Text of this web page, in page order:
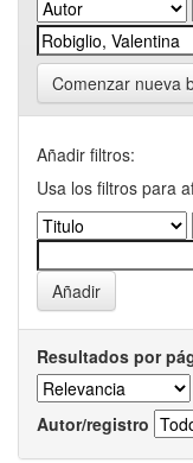
Comenzar nueva
Añadir filtros:
Usa los filtros para
Resultados por
Autor/registro